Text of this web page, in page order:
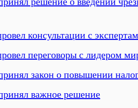
консультации с
переговоры с лидером
закон о повышении
важное решение